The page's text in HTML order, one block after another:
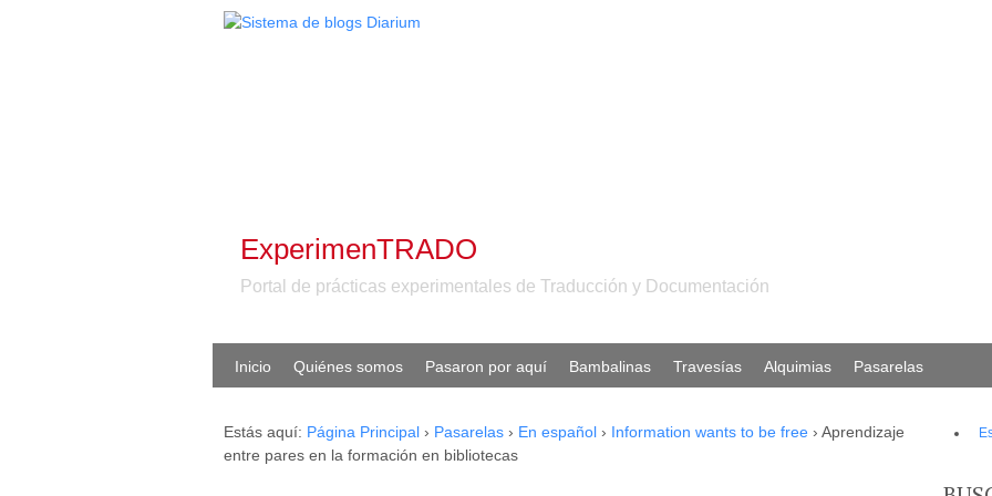
ExperimenTRADO
Portal de prácticas experimentales de Traducción y Documentación
Inicio Quiénes somos Pasaron por aquí Bambalinas Travesías Alquimias Pasarelas
Estás aquí: Página Principal › Pasarelas › En español › Information wants to be free › Aprendizaje
entre pares en la formación en bibliotecas